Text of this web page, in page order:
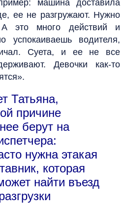
машина доставила
ее не разгружают. Нужно
А это много действий и
успокаиваешь водителя,
Суета, и ее не все
Девочки как-то
Татьяна,
причине
берут на
нужна этакая
которая
найти въезд